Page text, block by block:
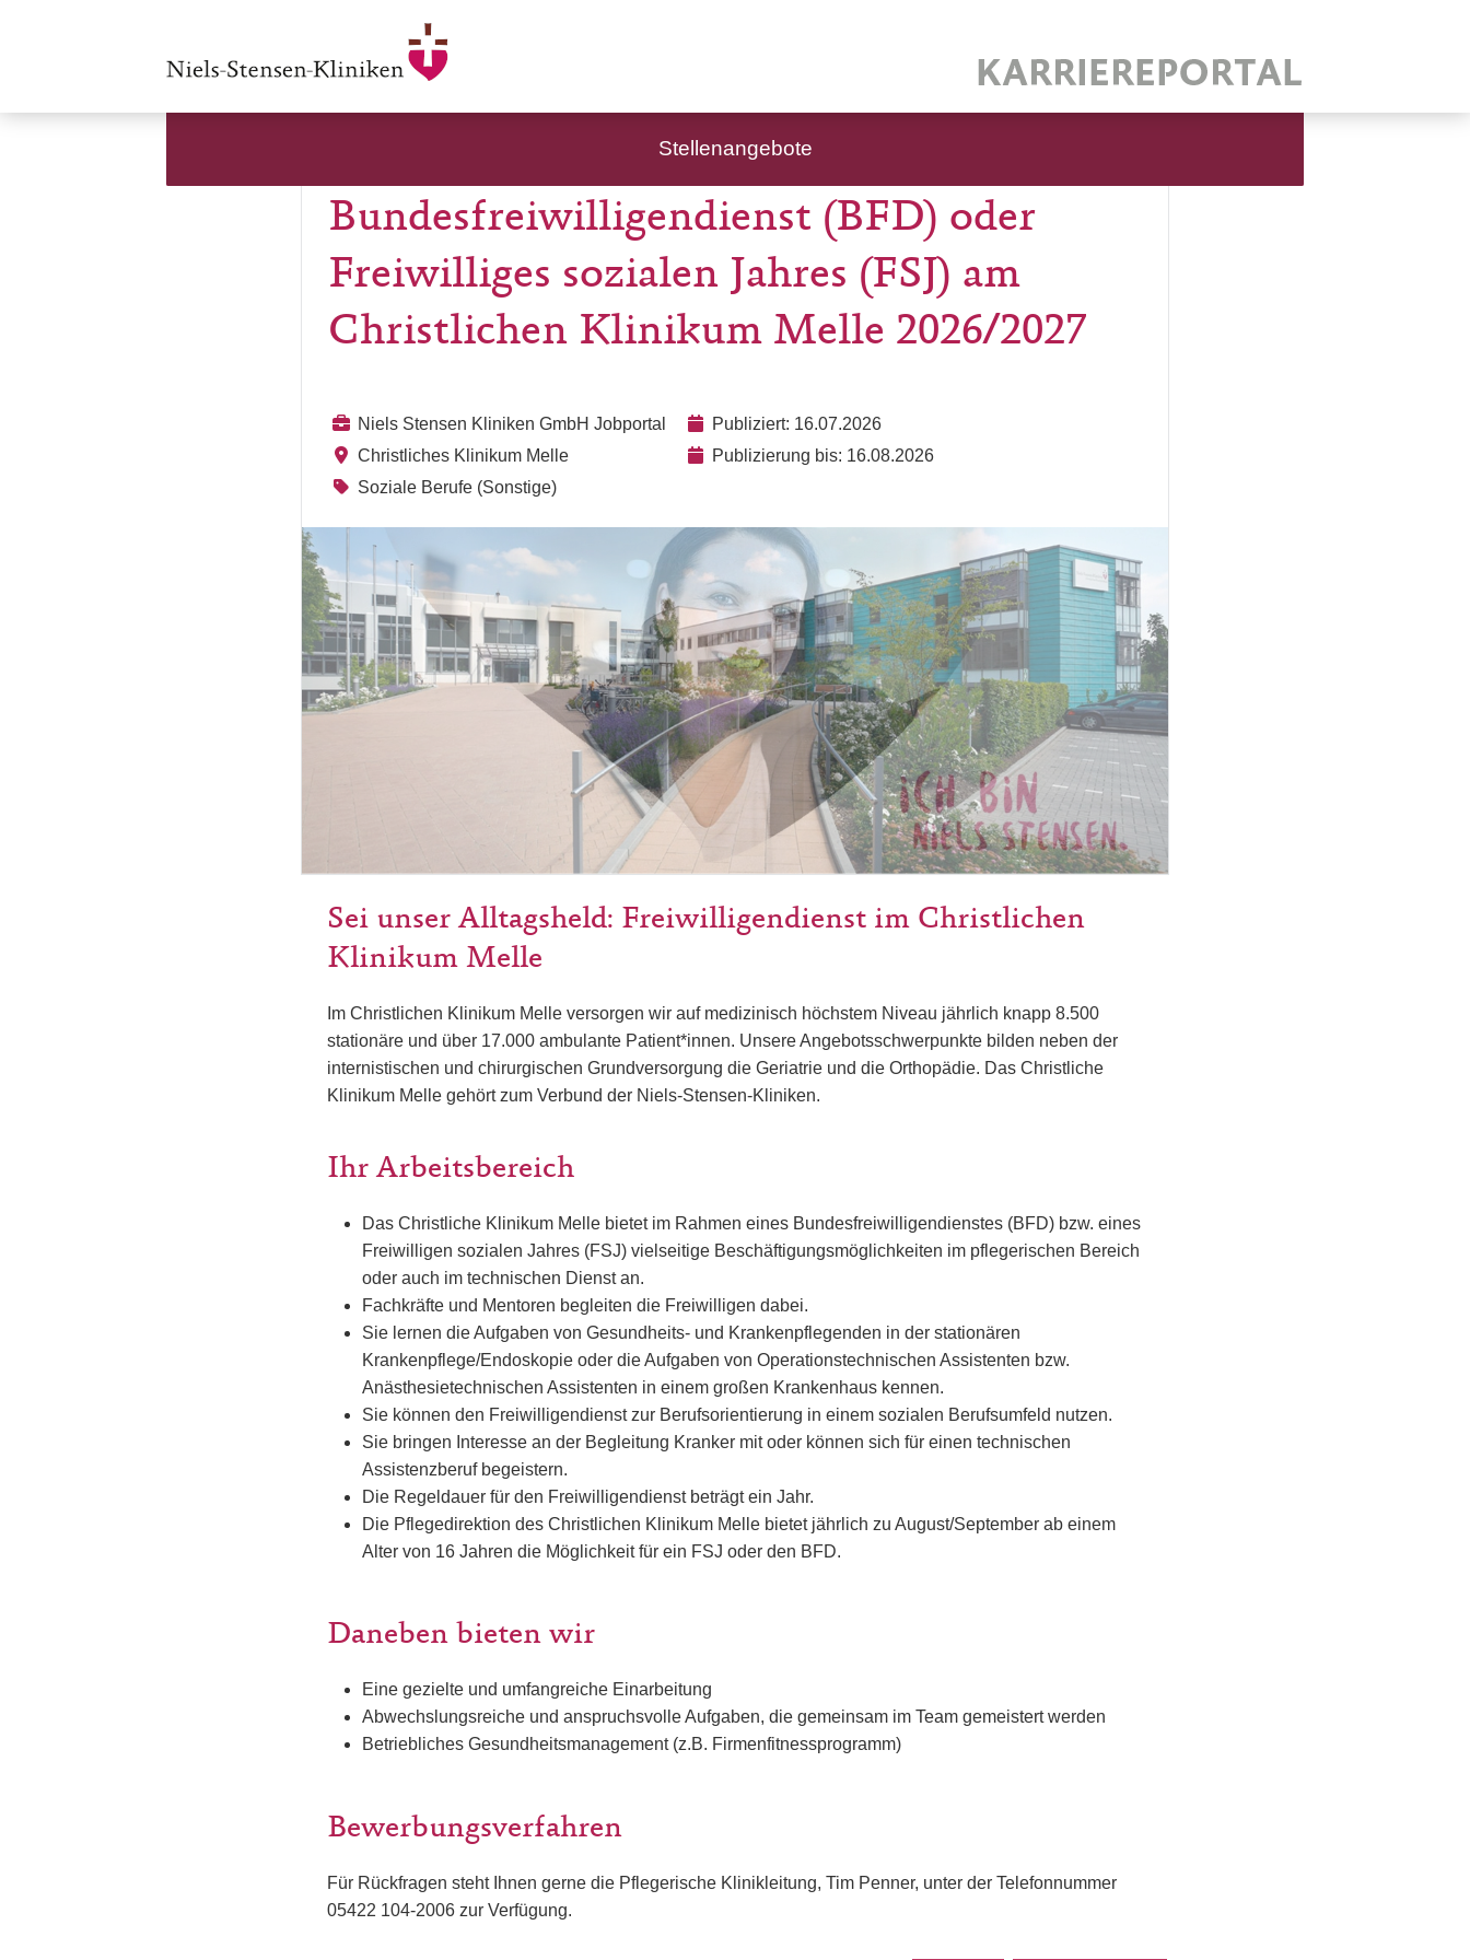
Stellenangebote
Bundesfreiwilligendienst (BFD) oder
Freiwilliges sozialen Jahres (FSJ) am
Christlichen Klinikum Melle 2026/2027
Niels Stensen Kliniken GmbH Jobportal
Christliches Klinikum Melle
Soziale Berufe (Sonstige)
Publiziert: 16.07.2026
Publizierung bis: 16.08.2026
Sei unser Alltagsheld: Freiwilligendienst im Christlichen
Klinikum Melle
Im Christlichen Klinikum Melle versorgen wir auf medizinisch höchstem Niveau jährlich knapp 8.500
stationäre und über 17.000 ambulante Patient*innen. Unsere Angebotsschwerpunkte bilden neben der
internistischen und chirurgischen Grundversorgung die Geriatrie und die Orthopädie. Das Christliche
Klinikum Melle gehört zum Verbund der Niels-Stensen-Kliniken.
Ihr Arbeitsbereich
Das Christliche Klinikum Melle bietet im Rahmen eines Bundesfreiwilligendienstes (BFD) bzw. eines
Freiwilligen sozialen Jahres (FSJ) vielseitige Beschäftigungsmöglichkeiten im pflegerischen Bereich
oder auch im technischen Dienst an.
Fachkräfte und Mentoren begleiten die Freiwilligen dabei.
Sie lernen die Aufgaben von Gesundheits- und Krankenpflegenden in der stationären
Krankenpflege/Endoskopie oder die Aufgaben von Operationstechnischen Assistenten bzw.
Anästhesietechnischen Assistenten in einem großen Krankenhaus kennen.
Sie können den Freiwilligendienst zur Berufsorientierung in einem sozialen Berufsumfeld nutzen.
Sie bringen Interesse an der Begleitung Kranker mit oder können sich für einen technischen
Assistenzberuf begeistern.
Die Regeldauer für den Freiwilligendienst beträgt ein Jahr.
Die Pflegedirektion des Christlichen Klinikum Melle bietet jährlich zu August/September ab einem
Alter von 16 Jahren die Möglichkeit für ein FSJ oder den BFD.
Daneben bieten wir
Eine gezielte und umfangreiche Einarbeitung
Abwechslungsreiche und anspruchsvolle Aufgaben, die gemeinsam im Team gemeistert werden
Betriebliches Gesundheitsmanagement (z.B. Firmenfitnessprogramm)
Bewerbungsverfahren
Für Rückfragen steht Ihnen gerne die Pflegerische Klinikleitung, Tim Penner, unter der Telefonnummer
05422 104-2006 zur Verfügung.